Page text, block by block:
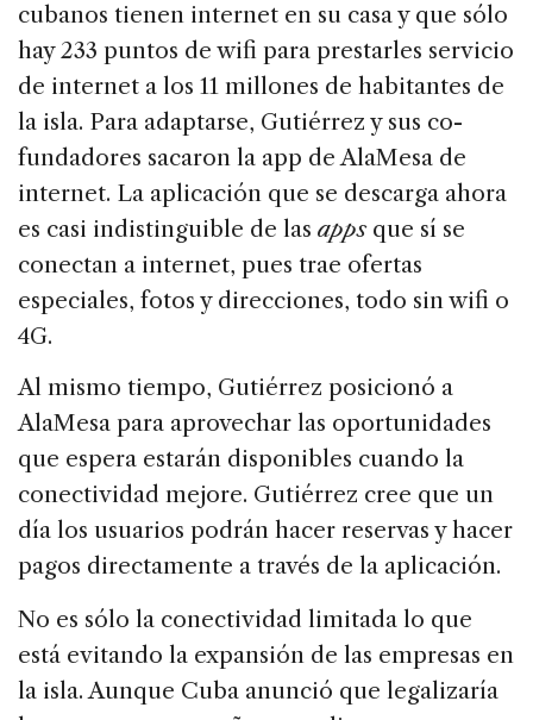
cubanos tienen internet en su casa y que sólo
hay 233 puntos de wifi para prestarles servicio
de internet a los 11 millones de habitantes de
la isla. Para adaptarse, Gutiérrez y sus co-
fundadores sacaron la app de AlaMesa de
internet. La aplicación que se descarga ahora
es casi indistinguible de las appsque sí se
conectan a internet, pues trae ofertas
especiales, fotos y direcciones, todo sin wifi o
4G.
Al mismo tiempo, Gutiérrez posicionó a
AlaMesa para aprovechar las oportunidades
que espera estarán disponibles cuando la
conectividad mejore. Gutiérrez cree que un
día los usuarios podrán hacer reservas y hacer
pagos directamente a través de la aplicación.
No es sólo la conectividad limitada lo que
está evitando la expansión de las empresas en
la isla. Aunque Cuba anunció que legalizaría